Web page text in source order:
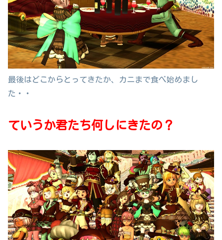
最後はどこからとってきたか、カニまで食べ始めまし
た・・
ていうか君たち何しにきたの？